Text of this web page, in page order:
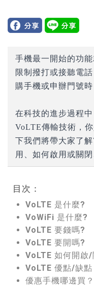
手機最一開始的功
限制撥打或接聽電
購手機或申辦門號
在科技的進步過程
VoLTE傳輸技術，
下我們將帶大家了
用、如何啟用或關閉
目次：
VoLTE 是什麼?
VoWiFi 是什麼?
VoLTE 要錢嗎?
VoLTE 要開嗎?
VoLTE 如何開啟/
VoLTE 優點/缺點
優惠手機哪邊買